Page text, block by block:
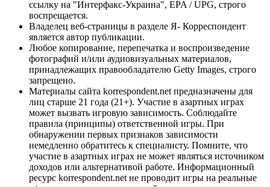
ссылку на "Интерфакс-Украина", EPA / UPG, строго
воспрещается.
Владелец веб-страницы в разделе Я- Корреспондент
является автор публикации.
Любое копирование, перепечатка и воспроизведение
фотографий и/или аудиовизуальных материалов,
принадлежащих правообладателю Getty Images, строго
запрещено.
Материалы сайта korrespondent.net предназначены для
лиц старше 21 года (21+). Участие в азартных играх
может вызвать игровую зависимость. Соблюдайте
правила (принципы) ответственной игры. При
обнаружении первых признаков зависимости
немедленно обратитесь к специалисту. Помните, что
участие в азартных играх не может являться источником
доходов или альтернативой работе. Информационный
ресурс korrespondent.net не проводит игры на реальные